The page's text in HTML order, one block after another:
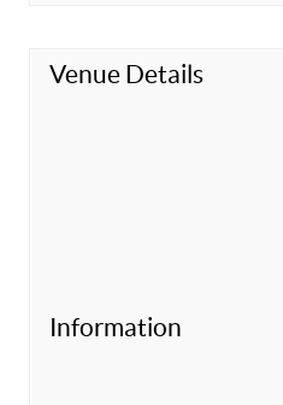
Venue Details
Information